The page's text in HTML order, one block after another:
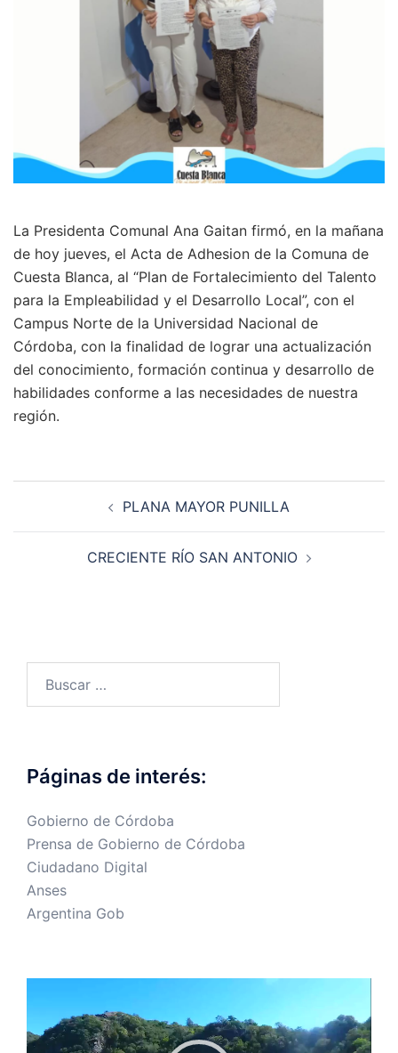
La Presidenta Comunal Ana Gaitan firmó, en la mañana
de hoy jueves, el Acta de Adhesion de la Comuna de
Cuesta Blanca, al “Plan de Fortalecimiento del Talento
para la Empleabilidad y el Desarrollo Local”, con el
Campus Norte de la Universidad Nacional de
Córdoba, con la finalidad de lograr una actualización
del conocimiento, formación continua y desarrollo de
habilidades conforme a las necesidades de nuestra
región.
PLANA MAYOR PUNILLA
CRECIENTE RÍO SAN ANTONIO
Páginas de interés:
Gobierno de Córdoba
Prensa de Gobierno de Córdoba
Ciudadano Digital
Anses
Argentina Gob
vídeo